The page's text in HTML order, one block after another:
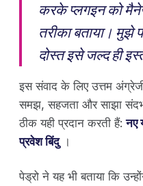
करके प्लगइन को
तरीका बताया। मुझे
दोस्त इसे जल्द ही
इस संवाद के लिए उत्तम
समझ, सहजता और साझा
ठीक यही प्रदान करती हैं:नए
प्रवेश बिंदु।
पेड्रो ने यह भी बताया कि